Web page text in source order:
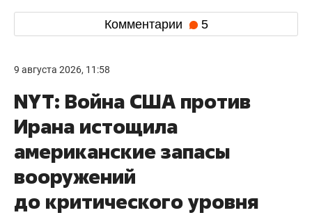
Комментарии 5
9 августа 2026, 11:58
NYT: Война США против
Ирана истощила
американские запасы
вооружений
до критического уровня